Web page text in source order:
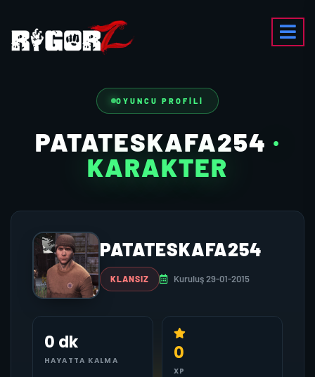
OYUNCU PROFILI
PATATESKAFA254 ·
KARAKTER
PATATESKAFA254
KLANSIZ Kuruluş 29-01-2015
0 dk
HAYATTA KALMA 0
XP